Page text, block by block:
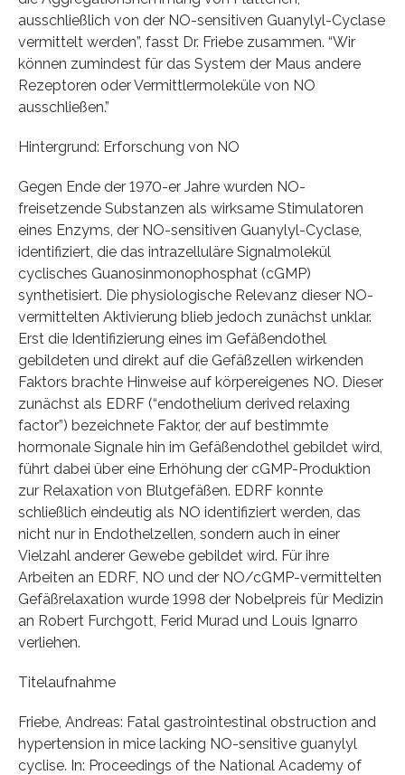
ausschließlich von der NO-sensitiven Guanylyl-Cyclase
vermittelt werden”, fasst Dr. Friebe zusammen. “Wir
können zumindest für das System der Maus andere
Rezeptoren oder Vermittlermoleküle von NO
ausschließen.”
Hintergrund: Erforschung von NO
Gegen Ende der 1970-er Jahre wurden NO-
freisetzende Substanzen als wirksame Stimulatoren
eines Enzyms, der NO-sensitiven Guanylyl-Cyclase,
identifiziert, die das intrazelluläre Signalmolekül
cyclisches Guanosinmonophosphat (cGMP)
synthetisiert. Die physiologische Relevanz dieser NO-
vermittelten Aktivierung blieb jedoch zunächst unklar.
Erst die Identifizierung eines im Gefäßendothel
gebildeten und direkt auf die Gefäßzellen wirkenden
Faktors brachte Hinweise auf körpereigenes NO. Dieser
zunächst als EDRF (“endothelium derived relaxing
factor”) bezeichnete Faktor, der auf bestimmte
hormonale Signale hin im Gefäßendothel gebildet wird,
führt dabei über eine Erhöhung der cGMP-Produktion
zur Relaxation von Blutgefäßen. EDRF konnte
schließlich eindeutig als NO identifiziert werden, das
nicht nur in Endothelzellen, sondern auch in einer
Vielzahl anderer Gewebe gebildet wird. Für ihre
Arbeiten an EDRF, NO und der NO/cGMP-vermittelten
Gefäßrelaxation wurde 1998 der Nobelpreis für Medizin
an Robert Furchgott, Ferid Murad und Louis Ignarro
verliehen.
Titelaufnahme
Friebe, Andreas: Fatal gastrointestinal obstruction and
hypertension in mice lacking NO-sensitive guanylyl
cyclise. In: Proceedings of the National Academy of